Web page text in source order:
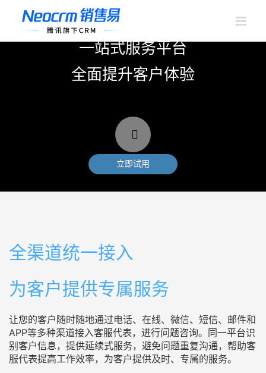
容
一站式服务平台
全面提升客户体验
立即试用
全渠道统一接入
为客户提供专属服务
让您的客户随时随地通过电话、在线、微信、短信、邮件和
APP等多种渠道接入客服代表，进行问题咨询。同一平台识
别客户信息，提供延续式服务，避免问题重复沟通，帮助客
服代表提高工作效率，为客户提供及时、专属的服务。